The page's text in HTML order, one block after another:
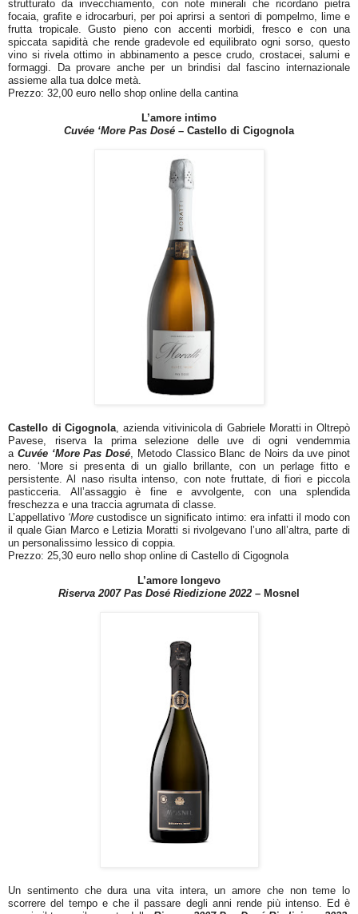
strutturato da invecchiamento, con note minerali che ricordano pietra
focaia, grafite e idrocarburi, per poi aprirsi a sentori di pompelmo, lime e
frutta tropicale. Gusto pieno con accenti morbidi, fresco e con una
spiccata sapidità che rende gradevole ed equilibrato ogni sorso, questo
vino si rivela ottimo in abbinamento a pesce crudo, crostacei, salumi e
formaggi. Da provare anche per un brindisi dal fascino internazionale
assieme alla tua dolce metà.
Prezzo: 32,00 euro nello shop online della cantina
L’amore intimo
Cuvée ‘More Pas Dosé – Castello di Cigognola
Castello di Cigognola, azienda vitivinicola di Gabriele Moratti in Oltrepò
Pavese, riserva la prima selezione delle uve di ogni vendemmia
a Cuvée‘More Pas Dosé, Metodo Classico Blanc de Noirs da uve pinot
nero. ‘More si presenta di un giallo brillante, con un perlage fitto e
persistente. Al naso risulta intenso, con note fruttate, di fiori e piccola
pasticceria. All’assaggio è fine e avvolgente, con una splendida
freschezza e una traccia agrumata di classe.
L’appellativo ‘More custodisce un significato intimo: era infatti il modo con
il quale Gian Marco e Letizia Moratti si rivolgevano l’uno all’altra, parte di
un personalissimo lessico di coppia.
Prezzo: 25,30 euro nello shop online di Castello di Cigognola
L’amore longevo
Riserva 2007 Pas Dosé Riedizione 2022 – Mosnel
Un sentimento che dura una vita intera, un amore che non teme lo
scorrere del tempo e che il passare degli anni rende più intenso. Ed è